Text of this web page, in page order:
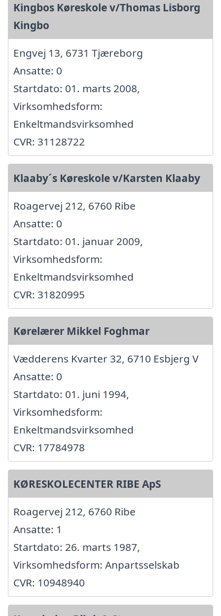
Kingbos Køreskole v/Thomas Lisborg
Kingbo
Engvej 13, 6731 Tjæreborg
Ansatte: 0
Startdato: 01. marts 2008,
Virksomhedsform:
Enkeltmandsvirksomhed
CVR: 31128722
Klaaby´s Køreskole v/Karsten Klaaby
Roagervej 212, 6760 Ribe
Ansatte: 0
Startdato: 01. januar 2009,
Virksomhedsform:
Enkeltmandsvirksomhed
CVR: 31820995
Kørelærer Mikkel Foghmar
Vædderens Kvarter 32, 6710 Esbjerg V
Ansatte: 0
Startdato: 01. juni 1994,
Virksomhedsform:
Enkeltmandsvirksomhed
CVR: 17784978
KØRESKOLECENTER RIBE ApS
Roagervej 212, 6760 Ribe
Ansatte: 1
Startdato: 26. marts 1987,
Virksomhedsform: Anpartsselskab
CVR: 10948940